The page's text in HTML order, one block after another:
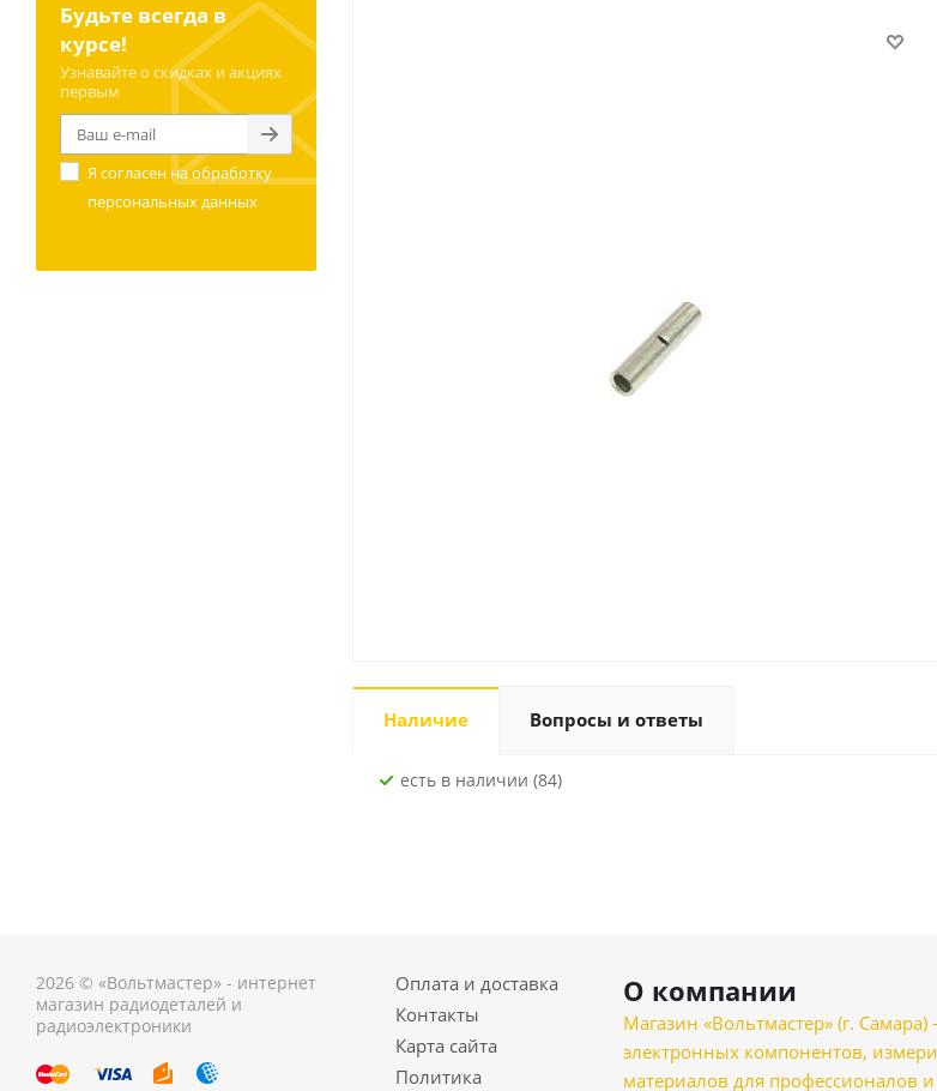
Наличие Вопросы и ответы
Есть в наличии (84)
Будьте всегда в
курсе!
Узнавайте о скидках и акциях
первым
Я согласен наобработку
персональных данных
2026 © «Вольтмастер» - интернет
магазин радиодеталей и
радиоэлектроники
Оплата и доставка
Контакты
Карта сайта
Политика
О компании
Магазин «Вольтмастер» (г.
электронных компонентов,
материалов для профессионалов